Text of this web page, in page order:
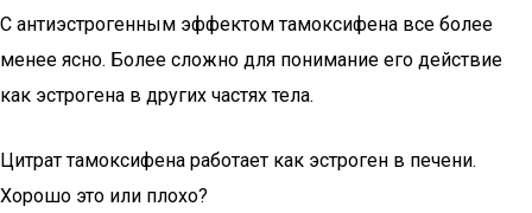
С антиэстрогенным эффектом тамоксифена все более
менее ясно. Более сложно для понимание его действие
как эстрогена в других частях тела.
Цитрат тамоксифена работает как эстроген в печени.
Хорошо это или плохо?